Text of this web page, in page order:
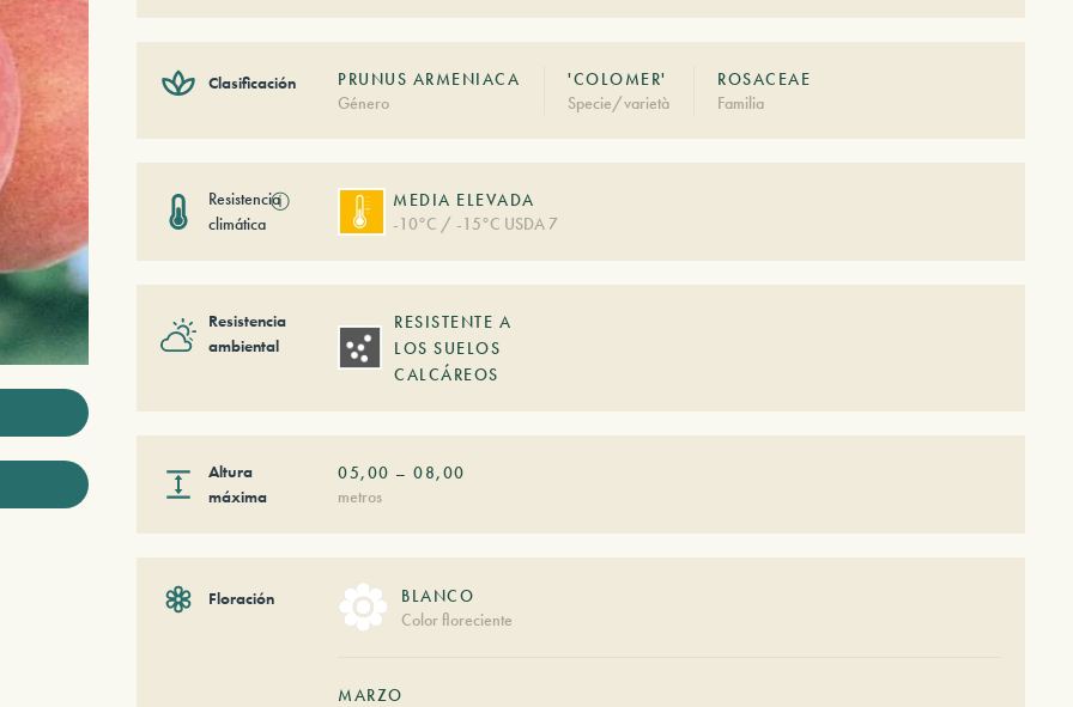
Clasificación
PRUNUS ARMENIACA
Género
'COLOMER'
Specie/varietà
ROSACEAE
Familia
Resistencia
climática
ⓘ
MEDIA ELEVADA
-10°C / -15°C USDA 7
Resistencia
ambiental
RESISTENTE A
LOS SUELOS
CALCÁREOS
Altura
máxima
05,00 –08,00
metros
Floración
BLANCO
Color floreciente
MARZO